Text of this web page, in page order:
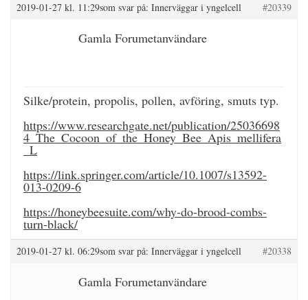
2019-01-27 kl. 11:29som svar på: Innerväggar i yngelcell #20339
Gamla Forumetanvändare
Silke/protein, propolis, pollen, avföring, smuts typ.
https://www.researchgate.net/publication/25036698
4_The_Cocoon_of_the_Honey_Bee_Apis_mellifera
_L
https://link.springer.com/article/10.1007/s13592-
013-0209-6
https://honeybeesuite.com/why-do-brood-combs-
turn-black/
2019-01-27 kl. 06:29som svar på: Innerväggar i yngelcell #20338
Gamla Forumetanvändare